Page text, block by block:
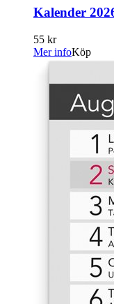
Kalender
55 kr
Mer infoKöp